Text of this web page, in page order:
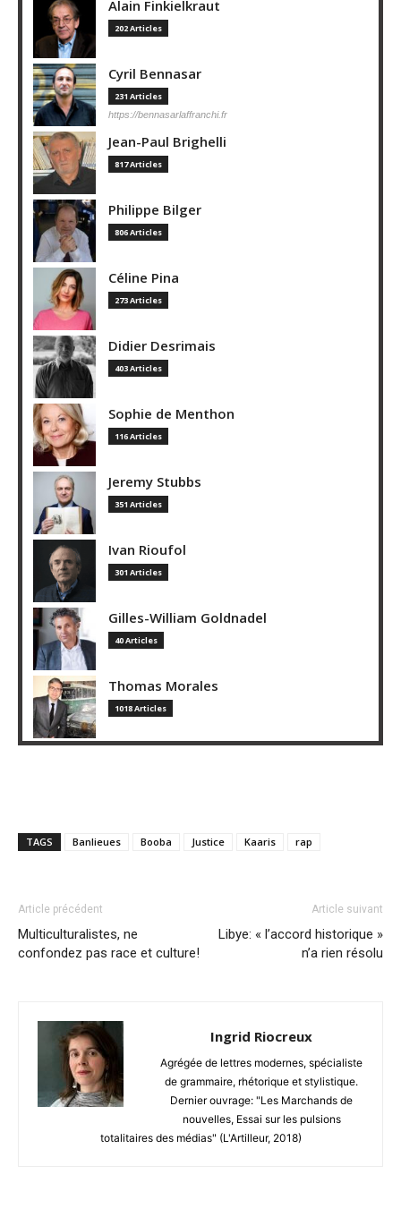
Alain Finkielkraut
202 Articles
Cyril Bennasar
231 Articles
https://bennasarlaffranchi.fr
Jean-Paul Brighelli
817 Articles
Philippe Bilger
806 Articles
Céline Pina
273 Articles
Didier Desrimais
403 Articles
Sophie de Menthon
116 Articles
Jeremy Stubbs
351 Articles
Ivan Rioufol
301 Articles
Gilles-William Goldnadel
40 Articles
Thomas Morales
1018 Articles
TAGS Banlieues Booba Justice Kaaris rap
Article précédent
Multiculturalistes, ne
confondez pas race et culture!
Article suivant
Libye: « l’accord historique »
n’a rien résolu
Ingrid Riocreux
Agrégée de lettres modernes, spécialiste
de grammaire, rhétorique et stylistique.
Dernier ouvrage: "Les Marchands de
nouvelles, Essai sur les pulsions
totalitaires des médias" (L'Artilleur, 2018)